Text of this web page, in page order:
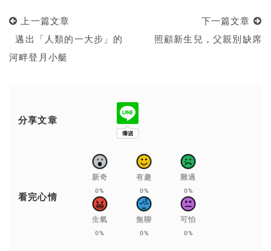
上一篇文章
邁出「人類的一大步」的
河畔登月小艇
下一篇文章
照顧新生兒，父親別缺席
分享文章
看完心情
新奇
0%
有趣
0%
難過
0%
生氣
0%
無聊
0%
可怕
0%